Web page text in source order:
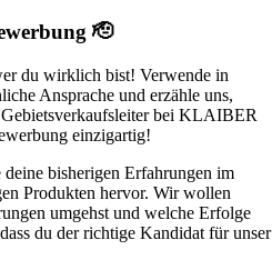
🫡
du wirklich bist! Verwende in
Ansprache und erzähle uns,
bei KLAIBER
einzigartig!
deine bisherigen Erfahrungen im
Produkten hervor. Wir wollen
umgehst und welche Erfolge
du der richtige Kandidat für unser